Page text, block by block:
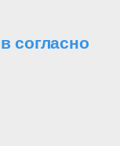
согласно